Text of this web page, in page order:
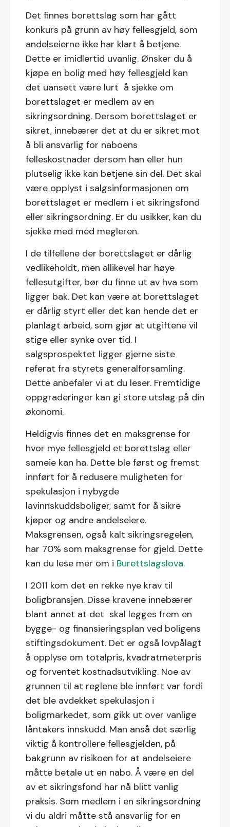
Det finnes borettslag som har gått
konkurs på grunn av høy fellesgjeld, som
andelseierne ikke har klart å betjene.
Dette er imidlertid uvanlig. Ønsker du å
kjøpe en bolig med høy fellesgjeld kan
det uansett være lurt å sjekke om
borettslaget er medlem av en
sikringsordning. Dersom borettslaget er
sikret, innebærer det at du er sikret mot
å bli ansvarlig for naboens
felleskostnader dersom han eller hun
plutselig ikke kan betjene sin del. Det skal
være opplyst i salgsinformasjonen om
borettslaget er medlem i et sikringsfond
eller sikringsordning. Er du usikker, kan du
sjekke med med megleren.
I de tilfellene der borettslaget er dårlig
vedlikeholdt, men allikevel har høye
fellesutgifter, bør du finne ut av hva som
ligger bak. Det kan være at borettslaget
er dårlig styrt eller det kan hende det er
planlagt arbeid, som gjør at utgiftene vil
stige eller synke over tid. I
salgsprospektet ligger gjerne siste
referat fra styrets generalforsamling.
Dette anbefaler vi at du leser. Fremtidige
oppgraderinger kan gi store utslag på din
økonomi.
Heldigvis finnes det en maksgrense for
hvor mye fellesgjeld et borettslag eller
sameie kan ha. Dette ble først og fremst
innført for å redusere muligheten for
spekulasjon i nybygde
lavinnskuddsboliger, samt for å sikre
kjøper og andre andelseiere.
Maksgrensen, også kalt sikringsregelen,
har 70% som maksgrense for gjeld. Dette
kan du lese mer om i Burettslagslova.
I 2011 kom det en rekke nye krav til
boligbransjen. Disse kravene innebærer
blant annet at det skal legges frem en
bygge- og finansieringsplan ved boligens
stiftingsdokument. Det er også lovpålagt
å opplyse om totalpris, kvadratmeterpris
og forventet kostnadsutvikling. Noe av
grunnen til at reglene ble innført var fordi
det ble avdekket spekulasjon i
boligmarkedet, som gikk ut over vanlige
låntakers innskudd. Man anså det særlig
viktig å kontrollere fellesgjelden, på
bakgrunn av risikoen for at andelseiere
måtte betale ut en nabo. Å være en del
av et sikringsfond har nå blitt vanlig
praksis. Som medlem i en sikringsordning
vi du aldri måtte stå ansvarlig for en